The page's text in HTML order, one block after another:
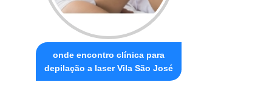
onde encontro clínica para
depilação a laser Vila São José